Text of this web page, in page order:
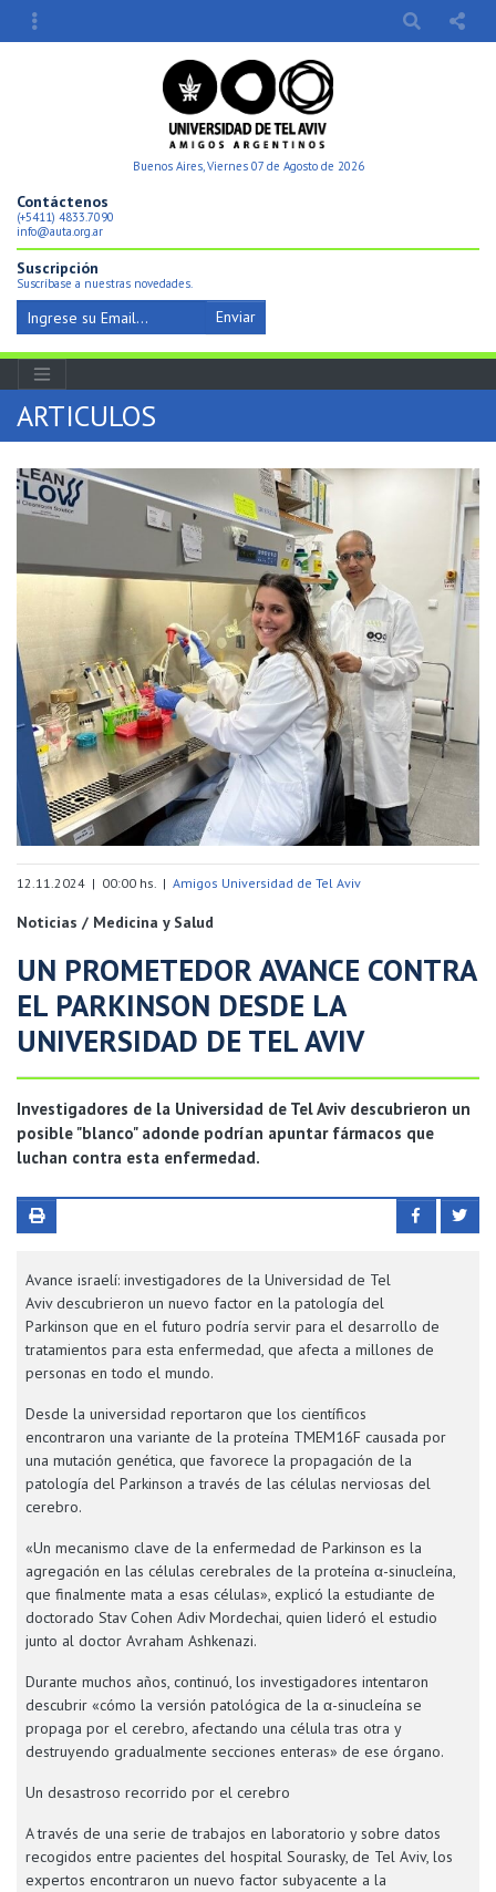
Buenos Aires, Viernes 07 de Agosto de 2026
Contáctenos
(+5411) 4833.7090
info@auta.org.ar
Suscripción
Suscríbase a nuestras novedades.
Enviar
ARTICULOS
12.11.2024 | 00:00 hs. | Amigos Universidad de Tel Aviv
Noticias / Medicina y Salud
UN PROMETEDOR AVANCE CONTRA
EL PARKINSON DESDE LA
UNIVERSIDAD DE TEL AVIV
Investigadores de la Universidad de Tel Avivdescubrieron un
posible "blanco" adonde podrían apuntar fármacos que
luchan contra esta enfermedad.
Avance israelí: investigadores de la Universidad de Tel
Aviv descubrieron un nuevo factor en la patología del
Parkinson que en el futuro podría servir para el desarrollo de
tratamientos para esta enfermedad, que afecta a millones de
personas en todo el mundo.
Desde la universidad reportaron que los científicos
encontraron una variante de la proteína TMEM16F causada por
una mutación genética, que favorece la propagación de la
patología del Parkinson a través de las células nerviosas del
cerebro.
«Un mecanismo clave de la enfermedad de Parkinson es la
agregación en las células cerebrales de la proteína α-sinucleína,
que finalmente mata a esas células», explicó la estudiante de
doctorado Stav Cohen Adiv Mordechai, quien lideró el estudio
junto al doctor Avraham Ashkenazi.
Durante muchos años, continuó, los investigadores intentaron
descubrir «cómo la versión patológica de la α-sinucleína se
propaga por el cerebro, afectando una célula tras otra y
destruyendo gradualmente secciones enteras» de ese órgano.
Un desastroso recorrido por el cerebro
A través de una serie de trabajos en laboratorio y sobre datos
recogidos entre pacientes del hospital Sourasky, de Tel Aviv, los
expertos encontraron un nuevo factor subyacente a la